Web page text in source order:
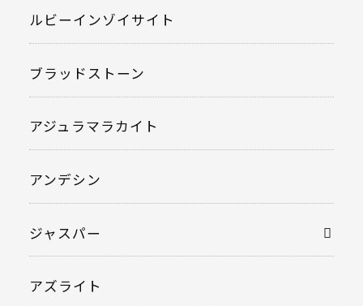
ルビーインゾイサイト
ブラッドストーン
アジュラマラカイト
アンデシン
ジャスパー
アズライト